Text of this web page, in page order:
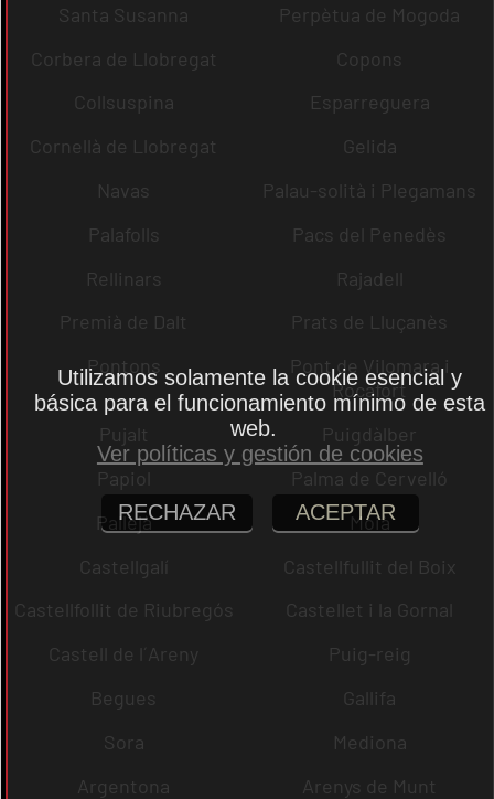
Santa Susanna
Perpètua de Mogoda
Corbera de Llobregat
Copons
Collsuspina
Esparreguera
Cornellà de Llobregat
Gelida
Navas
Palau-solità i Plegamans
Palafolls
Pacs del Penedès
Rellinars
Rajadell
Premià de Dalt
Prats de Lluçanès
Pontons
Pont de Vilomara i
Rocafort
Pujalt
Puigdàlber
Papiol
Palma de Cervelló
Pallejà
Moià
Castellgalí
Castellfullit del Boix
Castellfollit de Riubregós
Castellet i la Gornal
Castell de l´Areny
Puig-reig
Begues
Gallifa
Sora
Mediona
Argentona
Arenys de Munt
Utilizamos solamente la cookie esencial y
básica para el funcionamiento mínimo de esta
web.
Ver políticas y gestión de cookies
RECHAZAR ACEPTAR